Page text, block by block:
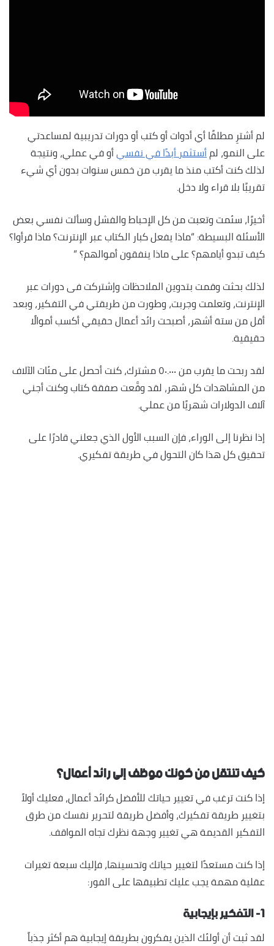
لم أشترِ مطلقًا أي أدوات أو كتب أو دورات تدريبية لمساعدتي
على النمو، لمأستثمر أبدًا في نفسيأو في عملي، ونتيجة
لذلك كنت أكتب منذ ما يقرب من خمس سنوات بدون أي شيء
تقريبًا بلا قراء ولا دخل.
أخيرًا، سئمت وتعبت من كل الإحباط والفشل وسألت نفسي بعض
الأسئلة البسيطة: “ماذا يفعل كبار الكتاب عبر الإنترنت؟ ماذا قرأوا؟
كيف تبدو أيامهم؟ على ماذا ينفقون أموالهم؟ “
لذلك بحثت وقمت بتدوين الملاحظات وإشتركت فى دورات عبر
الإنترنت، وتعلمت وجربت، وطورت من طريقتي في التفكير، وبعد
أقل من ستة أشهر، أصبحت رائد أعمال حقيقي أكسب أموالًا
حقيقية.
لقد ربحت ما يقرب من ٥٠.٠٠٠ مشترك، كنت أحصل على مئات الآلاف
من المشاهدات كل شهر، لقد وقَّعت صفقة كتاب وكنت أجني
آلاف الدولارات شهريًا من عملي.
إذا نظرنا إلى الوراء، فإن السبب الأول الذي جعلني قادرًا على
تحقيق كل هذا كان التحول في طريقة تفكيري.
كيف تنتقل من كونك موظف إلى رائد أعمال؟
إذا كنت ترغب في تغيير حياتك للأفضل كرائد أعمال، فعليك أولاً
بتغيير طريقة تفكيرك، وأفضل طريقة لتحرير نفسك من طرق
التفكير القديمة هي تغيير وجهة نظرك تجاه المواقف.
إذا كنت مستعدًا لتغيير حياتك وتحسينها، فإليك سبعة تغيرات
عقلية مهمة يجب عليك تطبيقها على الفور:
١- التفكير بإيجابية
لقد ثبت أن أولئك الذين يفكرون بطريقة إيجابية هم أكثر جذباً